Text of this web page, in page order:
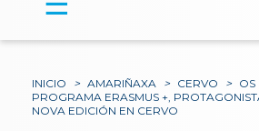
INICIO > AMARIÑAXA > CERVO > OS
PROGRAMA ERASMUS +,
NOVA EDICIÓN EN CERVO